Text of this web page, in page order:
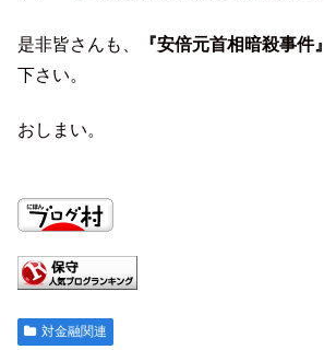
是非皆さんも、 『安倍元首相暗殺事件』
下さい。
おしまい。
対金融関連